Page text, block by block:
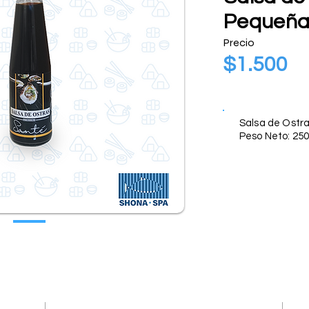
Pequeña
Precio
$1.500
Salsa de
Peso Neto: